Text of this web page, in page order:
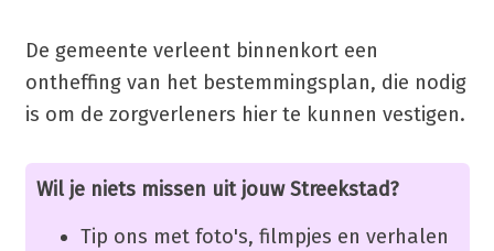
De gemeente verleent binnenkort een
ontheffing van het bestemmingsplan, die nodig
is om de zorgverleners hier te kunnen vestigen.
Wil je niets missen uit jouw Streekstad?
Tip ons met foto's, filmpjes en verhalen